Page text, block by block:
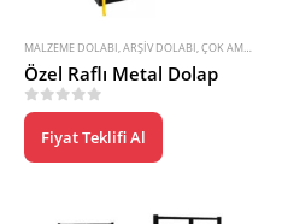
MALZEME DOLABI,ARŞIV DOLABI,ÇOK AMAÇLI DOLAP
Özel Raflı Metal Dolap
05 üzerinden
Fiyat Teklifi Al